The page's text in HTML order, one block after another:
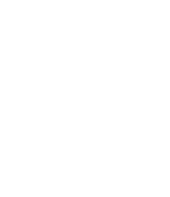
Spaziergang über den